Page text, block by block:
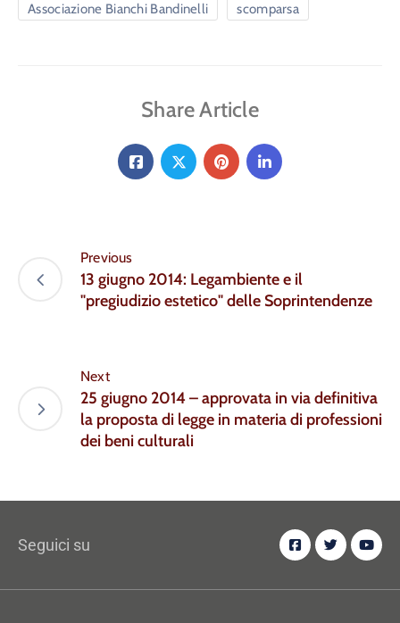
Associazione Bianchi Bandinelli scomparsa
Share Article
Previous
13 giugno 2014: Legambiente e il
"pregiudizio estetico" delle Soprintendenze
Next
25 giugno 2014 – approvata in via definitiva
la proposta di legge in materia di professioni
dei beni culturali
Seguici su